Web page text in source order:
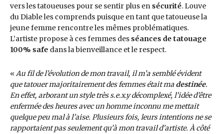
vers les tatoueuses pour se sentir plus en sécurité. Louve
du Diable les comprends puisque en tant que tatoueuse la
jeune femme rencontre les mêmes problématiques.
L’artiste propose à ces femmes des séances de tatouage
100% safe dans la bienveillance et le respect.
«Au fil de l’évolution de mon travail, il m’a semblé évident
que tatouer majoritairement des femmes était ma destinée.
En effet, arborant un style très s.e.x.y décomplexé, l’idée d’être
enfermée des heures avec un homme inconnu me mettait
quelque peu mal à l’aise. Plusieurs fois, leurs intentions ne se
rapportaient pas seulement qu’à mon travail d’artiste. À côté